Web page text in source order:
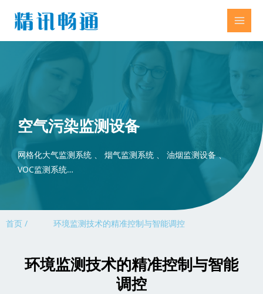
空气污染监测设备
网格化大气监测系统 、 烟气监测系统 、 油烟监测设备 、
VOC监测系统…
首页 / 环境监测技术的精准控制与智能调控
环境监测技术的精准控制与智能
调控